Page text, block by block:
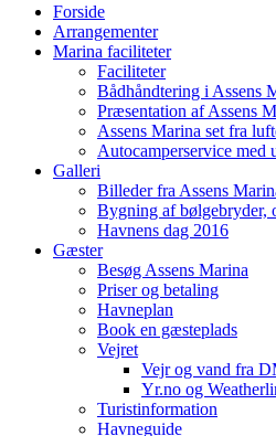
Forside
Arrangementer
Marina faciliteter
Faciliteter
Bådhåndtering i Assens
Præsentation af Assens
Assens Marina set fra
Autocamperservice med
Galleri
Billeder fra Assens
Bygning af bølgebryder,
Havnens dag 2016
Gæster
Besøg Assens Marina
Priser og betaling
Havneplan
Book en gæsteplads
Vejret
Vejr og vand fra
Yr.no og
Turistinformation
Havneguide